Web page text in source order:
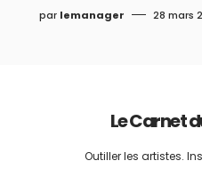
par lemanager 28 mars
Le Carnet
Outiller les artistes.